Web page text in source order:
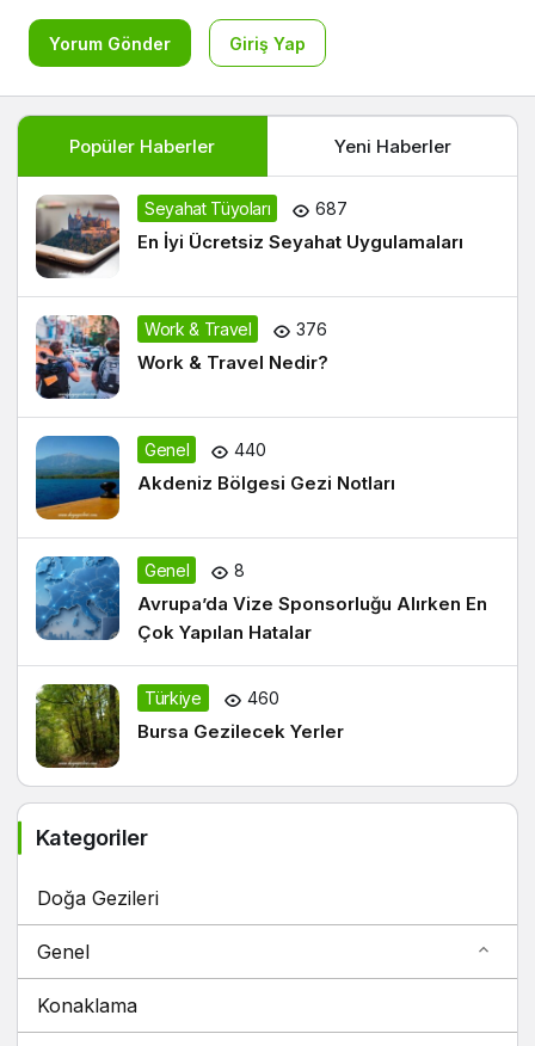
Yorum Gönder Giriş Yap
Popüler Haberler Yeni Haberler
Seyahat Tüyoları 687
En İyi Ücretsiz Seyahat Uygulamaları
Work & Travel 376
Work & Travel Nedir?
Genel 440
Akdeniz Bölgesi Gezi Notları
Genel 8
Avrupa’da Vize Sponsorluğu Alırken En
Çok Yapılan Hatalar
Türkiye 460
Bursa Gezilecek Yerler
Kategoriler
Doğa Gezileri
Genel
Konaklama